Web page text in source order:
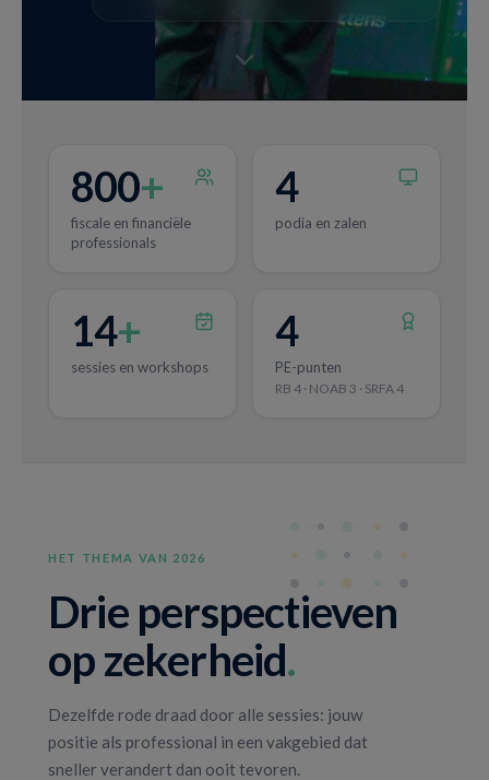
800+
fiscale en financiële
professionals
4
podia en zalen
14+
sessies en workshops
4
PE-punten
RB 4 · NOAB 3 · SRFA 4
HET THEMA VAN 2026
Drie perspectieven
op zekerheid.
Dezelfde rode draad door alle sessies: jouw
positie als professional in een vakgebied dat
sneller verandert dan ooit tevoren.